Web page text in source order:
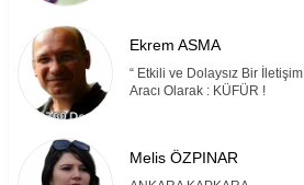
Ekrem ASMA
“ Etkili ve Dolaysız Bir İletişim
Aracı Olarak : KÜFÜR !
Melis ÖZPINAR